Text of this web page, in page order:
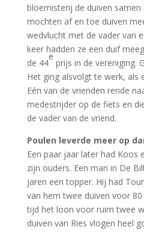
bloemisterij de duiven samen
mochten af en toe duiven
wedvlucht met de vader van
keer hadden ze een duif
de 44
e
prijs in de vereniging.
Het ging alsvolgt te werk, als
Eén van de vrienden rende
medestrijder op de fiets en
de vader van de vriend.
Poulen leverde meer op
Een paar jaar later had Koos
zijn ouders. Een man in De
jaren een topper. Hij had
van hem twee duiven voor
tijd het loon voor ruim twee
duiven van Ries vlogen heel